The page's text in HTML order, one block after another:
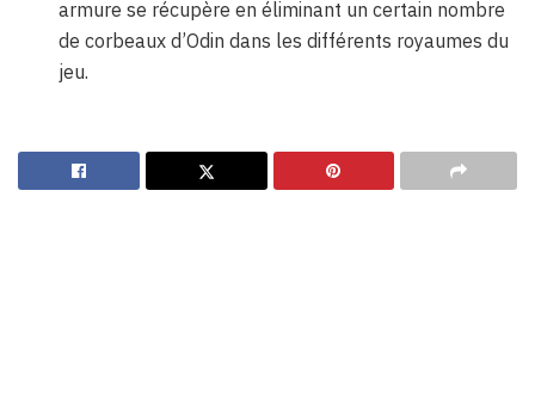
armure se récupère en éliminant un certain nombre
de corbeaux d’Odin dans les différents royaumes du
jeu.